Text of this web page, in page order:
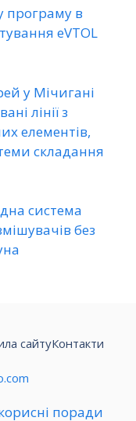
програму в
eVTOL
у Мічигані
лінії з
елементів,
складання
система
без
сайтуКонтакти
поради